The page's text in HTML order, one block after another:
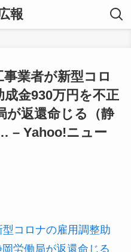
報
業者が新型コロ
金930万円を不正
が返還命じる（静
– Yahoo!ニュー
コロナの雇用調整助
労働局が返還命じる